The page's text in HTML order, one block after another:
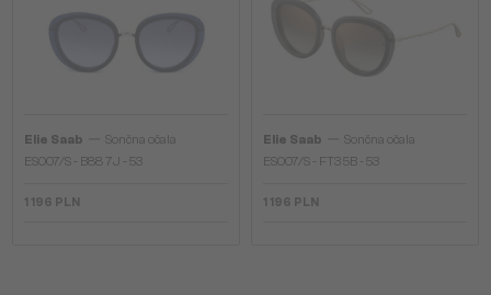
Elie Saab
Sončna očala
ES007/S - B88 7J - 53
1 196 PLN
Elie Saab
Sončna očala
ES007/S - FT3 5B - 53
1 196 PLN